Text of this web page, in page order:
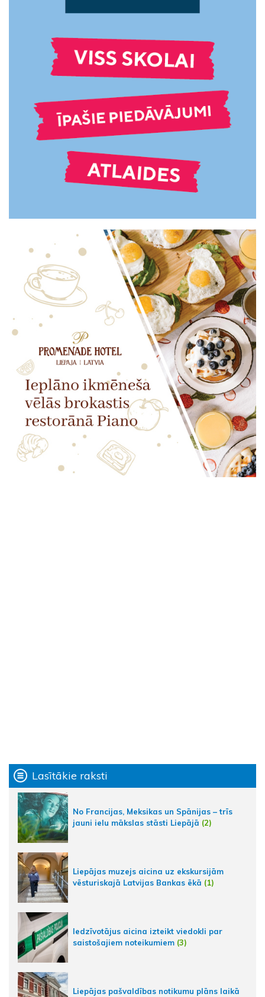
Lasītākie raksti
No Francijas, Meksikas un Spānijas – trīs
jauni ielu mākslas stāsti Liepājā (2)
Liepājas muzejs aicina uz ekskursijām
vēsturiskajā Latvijas Bankas ēkā (1)
Iedzīvotājus aicina izteikt viedokli par
saistošajiem noteikumiem (3)
Liepājas pašvaldības notikumu plāns laikā